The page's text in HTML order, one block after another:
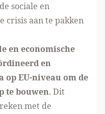
sociale en
crisis aan te pakken
en economische
en
EU-niveau om de
te bouwen. Dit
met de